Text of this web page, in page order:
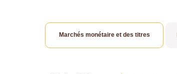
Marchés monétaire et des titres